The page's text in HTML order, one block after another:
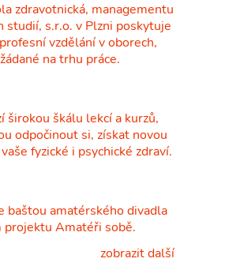
zdravotnická, managementu
studií, s.r.o. v Plzni poskytuje
vzdělání v oborech,
na trhu práce.
širokou škálu lekcí a kurzů,
odpočinout si, získat novou
fyzické i psychické zdraví.
baštou amatérského divadla
Amatéři sobě.
zobrazit další